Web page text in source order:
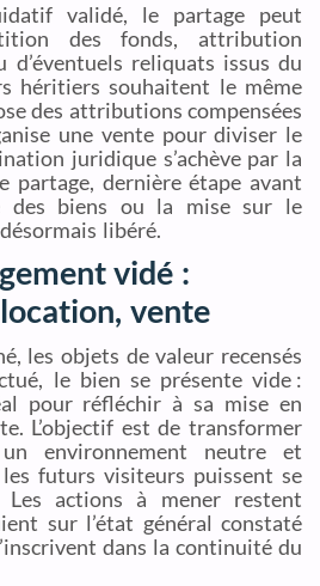
validé, le partage peut
des fonds, attribution
d’éventuels reliquats issus du
héritiers souhaitent le même
des attributions compensées
une vente pour diviser le
juridique s’achève par la
partage, dernière étape avant
des biens ou la mise sur le
libéré.
vidé :
vente
les objets de valeur recensés
le bien se présente vide :
pour réfléchir à sa mise en
L’objectif est de transformer
environnement neutre et
futurs visiteurs puissent se
Les actions à mener restent
sur l’état général constaté
dans la continuité du